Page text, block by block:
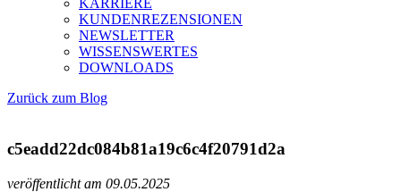
KARRIERE
KUNDENREZENSIONEN
NEWSLETTER
WISSENSWERTES
DOWNLOADS
Zurück zum Blog
c5eadd22dc084b81a19c6c4f20791d2a
veröffentlicht am 09.05.2025